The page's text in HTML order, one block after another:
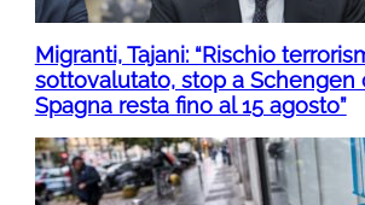
Migranti, Tajani: “Rischio
sottovalutato, stop a Schengen
Spagna resta fino al 15 agosto”